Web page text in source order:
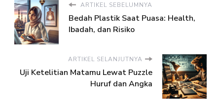
ARTIKEL SEBELUMNYA
Bedah Plastik Saat Puasa: Health,
Ibadah, dan Risiko
ARTIKEL SELANJUTNYA
Uji Ketelitian Matamu Lewat Puzzle
Huruf dan Angka